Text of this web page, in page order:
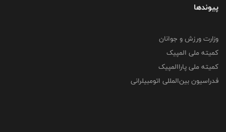
پیوندها
وزارت ورزش و جوانان
کمیته ملی المپیک
کمیته ملی پاراالمپیک
فدراسیون بین‌المللی اتومبیلرانی